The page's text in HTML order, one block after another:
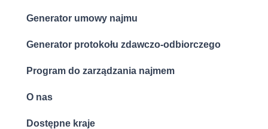
Generator umowy najmu
Generator protokołu zdawczo-odbiorczego
Program do zarządzania najmem
O nas
Dostępne kraje